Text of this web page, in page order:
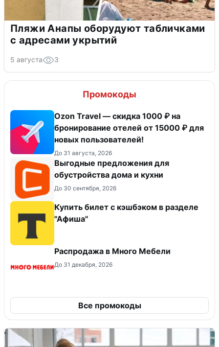
Пляжи Анапы оборудуют табличками
с адресами укрытий
5 августа 3
Промокоды
Ozon Travel — скидка 1000 ₽ на
бронирование отелей от 15000 ₽ для
новых пользователей!
До 31 августа, 2026
Выгодные предложения для
обустройства дома и кухни
До 30 сентября, 2026
Купить билет с кэшбэком в разделе
"Афиша"
Распродажа в Много Мебели
До 31 декабря, 2026
Все промокоды